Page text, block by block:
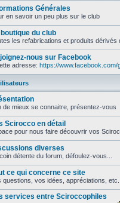
Générales
en savoir un peu plus sur le club
boutique du club
les refabrications et produits dérivés
nous sur Facebook
adresse: https://
de mieux se connaitre, présentez-vous
Scirocco en détail
pour nous faire découvrir vos
diverses
détente du forum, défoulez-vous...
ce qui concerne ce site
questions, vos idées, appréciations, etc...
services entre Sciroccophiles